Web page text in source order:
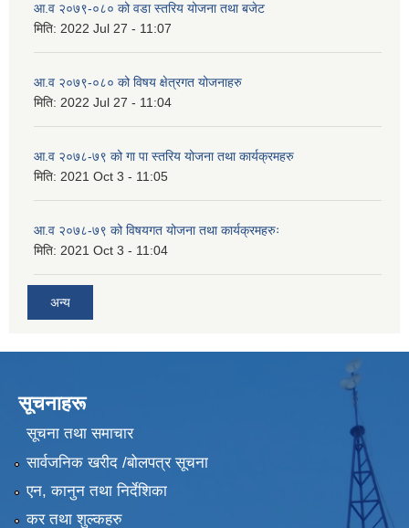
आ.व २०७९-०८० को वडा स्तरिय योजना तथा बजेट
मिति: 2022 Jul 27 - 11:07
आ.व २०७९-०८० को विषय क्षेत्रगत योजनाहरु
मिति: 2022 Jul 27 - 11:04
आ.व २०७८-७९ को गा पा स्तरिय योजना तथा कार्यक्रमहरु
मिति: 2021 Oct 3 - 11:05
आ.व २०७८-७९ को विषयगत योजना तथा कार्यक्रमहरुः
मिति: 2021 Oct 3 - 11:04
अन्य
सूचनाहरू
सूचना तथा समाचार
सार्वजनिक खरीद /बोलपत्र सूचना
एन, कानुन तथा निर्देशिका
कर तथा शुल्कहरु